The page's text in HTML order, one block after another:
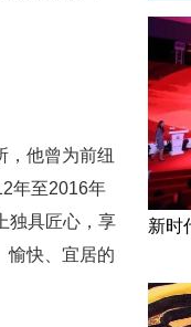
他曾为前纽
年至2016年
独具匠心，享
愉快、宜居的
新时